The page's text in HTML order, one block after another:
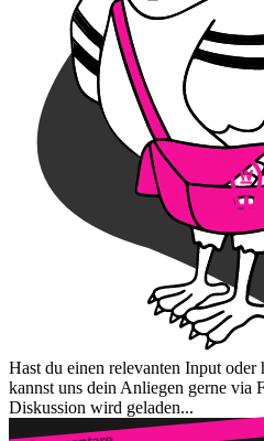
Hast du einen relevanten Input
kannst uns dein Anliegen gerne via
Diskussion wird geladen...